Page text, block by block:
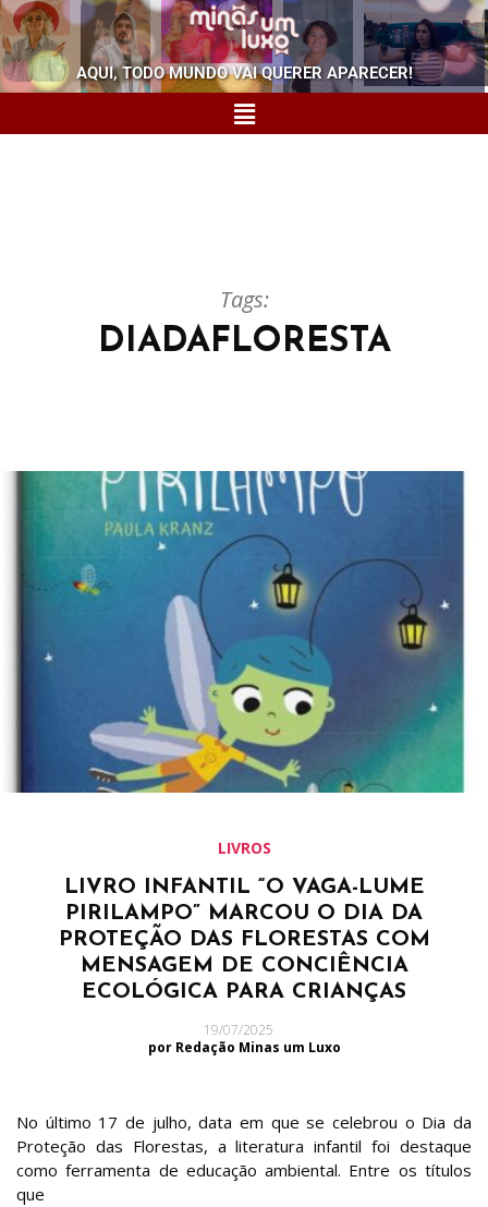
AQUI, TODO MUNDO VAI QUERER APARECER!
Tags:
DIADAFLORESTA
LIVROS
LIVRO INFANTIL “O VAGA-LUME
PIRILAMPO” MARCOU O DIA DA
PROTEÇÃO DAS FLORESTAS COM
MENSAGEM DE CONCIÊNCIA
ECOLÓGICA PARA CRIANÇAS
19/07/2025
por Redação Minas um Luxo
No último 17 de julho, data em que se celebrou o Dia da
Proteção das Florestas, a literatura infantil foi destaque
como ferramenta de educação ambiental. Entre os títulos
que